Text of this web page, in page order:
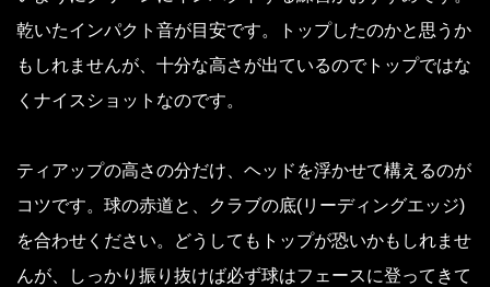
乾いたインパクト音が目安です。トップしたのかと思うか
もしれませんが、十分な高さが出ているのでトップではな
くナイスショットなのです。
ティアップの高さの分だけ、ヘッドを浮かせて構えるのが
コツです。球の赤道と、クラブの底(リーディングエッジ)
を合わせください。どうしてもトップが恐いかもしれませ
んが、しっかり振り抜けば必ず球はフェースに登ってきて